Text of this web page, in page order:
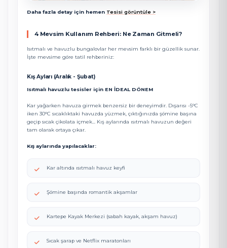
Daha fazla detay için hemen Tesisi görüntüle >
4 Mevsim Kullanım Rehberi: Ne Zaman Gitmeli?
Isıtmalı ve havuzlu bungalovlar her mevsim farklı bir güzellik sunar.
İşte mevsime göre tatil rehberiniz:
Kış Ayları (Aralık - Şubat)
Isıtmalı havuzlu tesisler için EN İDEAL DÖNEM
Kar yağarken havuza girmek benzersiz bir deneyimdir. Dışarısı -5°C
iken 30°C sıcaklıktaki havuzda yüzmek, çıktığınızda şömine başına
geçip sıcak çikolata içmek... Kış aylarında ısıtmalı havuzun değeri
tam olarak ortaya çıkar.
Kış aylarında yapılacaklar:
Kar altında ısıtmalı havuz keyfi
Şömine başında romantik akşamlar
Kartepe Kayak Merkezi (sabah kayak, akşam havuz)
Sıcak şarap ve Netflix maratonları